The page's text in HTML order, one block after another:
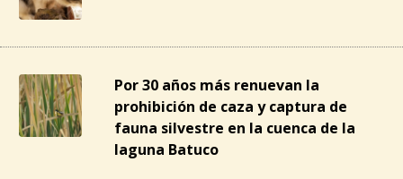
Por 30 años más renuevan la
prohibición de caza y captura de
fauna silvestre en la cuenca de la
laguna Batuco